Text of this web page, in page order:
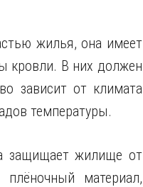
жилья, она имеет
кровли. В них должен
зависит от климата
температуры.
защищает жилище от
материал,